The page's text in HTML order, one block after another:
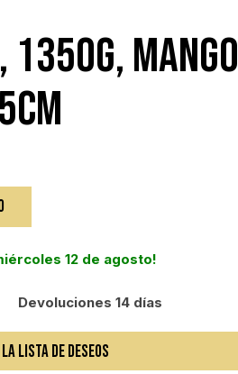
1350G, MANGO
12 de agosto!
Devoluciones 14 días
LISTA DE DESEOS